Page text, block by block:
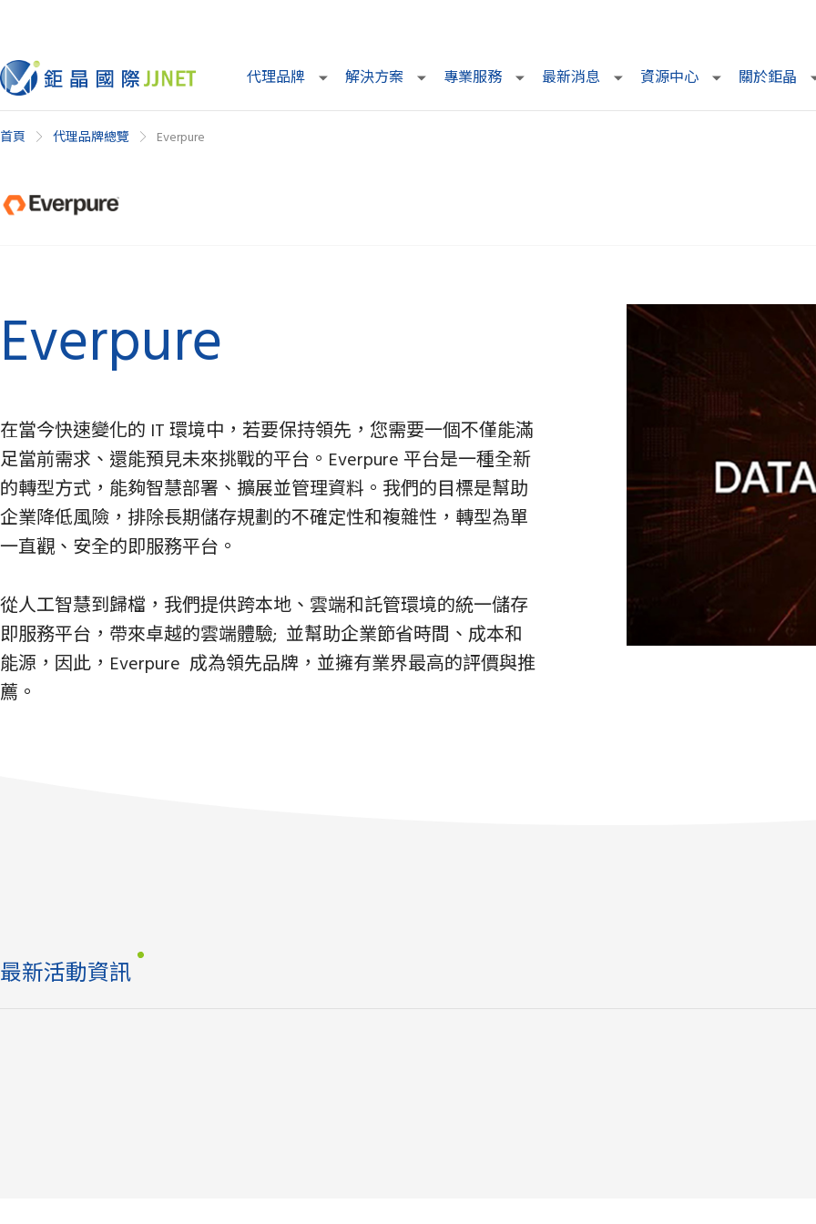
代理品牌 解決方案 專業服務 最新消息 資源中心 關於鉅晶
首頁 代理品牌總覽 Everpure
Everpure
在當今快速變化的 IT 環境中，若要保持領先，您需要一個不僅能滿
足當前需求、還能預見未來挑戰的平台。Everpure 平台是一種全新
的轉型方式，能夠智慧部署、擴展並管理資料。我們的目標是幫助
企業降低風險，排除長期儲存規劃的不確定性和複雜性，轉型為單
一直觀、安全的即服務平台。
從人工智慧到歸檔，我們提供跨本地、雲端和託管環境的統一儲存
即服務平台，帶來卓越的雲端體驗; 並幫助企業節省時間、成本和
能源，因此，Everpure 成為領先品牌，並擁有業界最高的評價與推
薦。
最新活動資訊